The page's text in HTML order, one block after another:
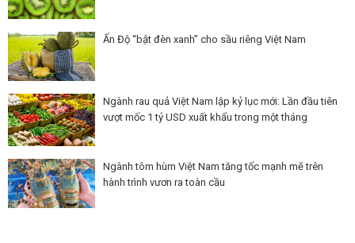
Ấn Độ “bật đèn xanh” cho sầu riêng Việt Nam
Ngành rau quả Việt Nam lập kỷ lục mới: Lần đầu tiên
vượt mốc 1 tỷ USD xuất khẩu trong một tháng
Ngành tôm hùm Việt Nam tăng tốc mạnh mẽ trên
hành trình vươn ra toàn cầu